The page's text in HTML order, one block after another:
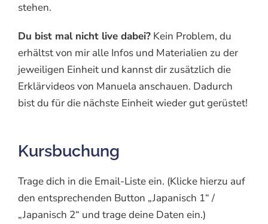
stehen.
Du bist mal nicht live dabei?Kein Problem, du
erhältst von mir alle Infos und Materialien zu der
jeweiligen Einheit und kannst dir zusätzlich die
Erklärvideos von Manuela anschauen. Dadurch
bist du für die nächste Einheit wieder gut gerüstet!
Kursbuchung
Trage dich in die Email-Liste ein. (Klicke hierzu auf
den entsprechenden Button „Japanisch 1“ /
„Japanisch 2“ und trage deine Daten ein.)